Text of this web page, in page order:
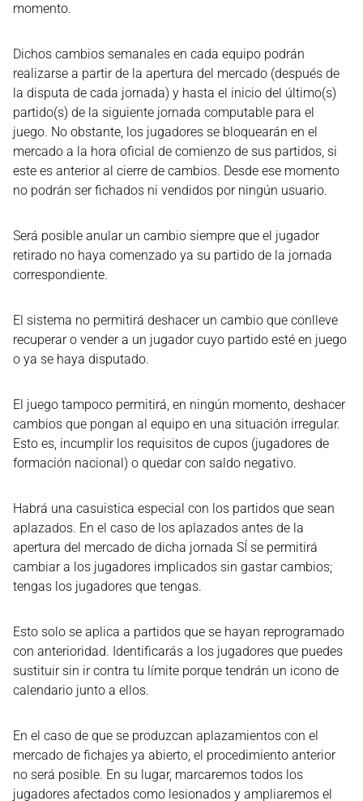
momento.
Dichos cambios semanales en cada equipo podrán
realizarse a partir de la apertura del mercado (después de
la disputa de cada jornada) y hasta el inicio del último(s)
partido(s) de la siguiente jornada computable para el
juego. No obstante, los jugadores se bloquearán en el
mercado a la hora oficial de comienzo de sus partidos, si
este es anterior al cierre de cambios. Desde ese momento
no podrán ser fichados ni vendidos por ningún usuario.
Será posible anular un cambio siempre que el jugador
retirado no haya comenzado ya su partido de la jornada
correspondiente.
El sistema no permitirá deshacer un cambio que conlleve
recuperar o vender a un jugador cuyo partido esté en juego
o ya se haya disputado.
El juego tampoco permitirá, en ningún momento, deshacer
cambios que pongan al equipo en una situación irregular.
Esto es, incumplir los requisitos de cupos (jugadores de
formación nacional) o quedar con saldo negativo.
Habrá una casuistica especial con los partidos que sean
aplazados. En el caso de los aplazados antes de la
apertura del mercado de dicha jornada SÍ se permitirá
cambiar a los jugadores implicados sin gastar cambios;
tengas los jugadores que tengas.
Esto solo se aplica a partidos que se hayan reprogramado
con anterioridad. Identificarás a los jugadores que puedes
sustituir sin ir contra tu límite porque tendrán un icono de
calendario junto a ellos.
En el caso de que se produzcan aplazamientos con el
mercado de fichajes ya abierto, el procedimiento anterior
no será posible. En su lugar, marcaremos todos los
jugadores afectados como lesionados y ampliaremos el